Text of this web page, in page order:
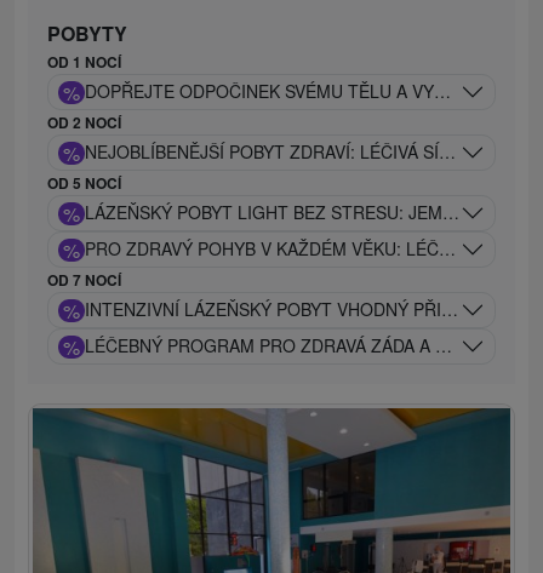
POBYTY
OD 1 NOCÍ
% DOPŘEJTE ODPOČINEK SVÉMU TĚLU A VYČISTĚTE SI
OD 2 NOCÍ
% NEJOBLÍBENĚJŠÍ POBYT ZDRAVÍ: LÉČIVÁ SÍLA
OD 5 NOCÍ
% LÁZEŇSKÝ POBYT LIGHT BEZ STRESU: JEMNÝ
% PRO ZDRAVÝ POHYB V KAŽDÉM VĚKU: LÉČEBNÝ
OD 7 NOCÍ
% INTENZIVNÍ LÁZEŇSKÝ POBYT VHODNÝ PŘI
% LÉČEBNÝ PROGRAM PRO ZDRAVÁ ZÁDA A KLOUBY: